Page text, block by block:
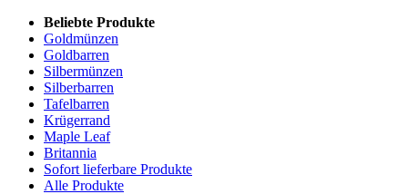
Beliebte Produkte
Goldmünzen
Goldbarren
Silbermünzen
Silberbarren
Tafelbarren
Krügerrand
Maple Leaf
Britannia
Sofort lieferbare Produkte
Alle Produkte